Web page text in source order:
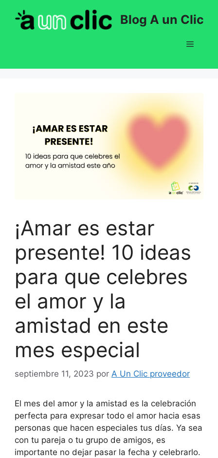
contenido
Blog A un Clic
Menú
¡Amar es estar
presente! 10 ideas
para que celebres
el amor y la
amistad en este
mes especial
septiembre 11, 2023 por A Un Clic proveedor
El mes del amor y la amistad es la celebración
perfecta para expresar todo el amor hacia esas
personas que hacen especiales tus días. Ya sea
con tu pareja o tu grupo de amigos, es
importante no dejar pasar la fecha y celebrarlo.